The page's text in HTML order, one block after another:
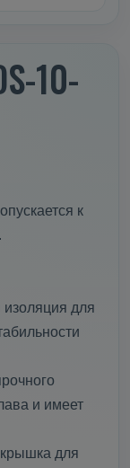
10-
к
для
и имеет
для